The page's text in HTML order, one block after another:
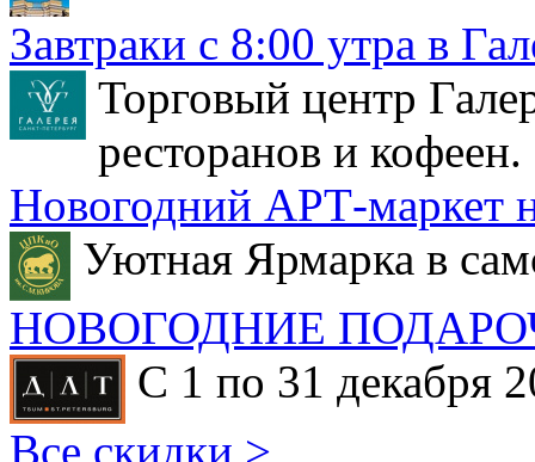
Завтраки с 8:00 утра в
Торговый центр
ресторанов и кофеен.
Новогодний АРТ-маркет
Уютная Ярмарка в
НОВОГОДНИЕ
С 1 по 31 декабря
Все скидки >